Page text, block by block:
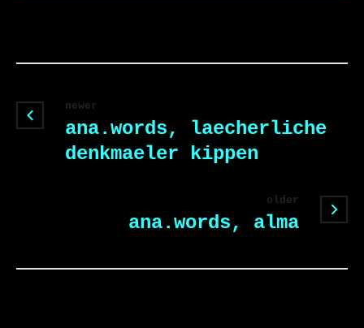
newer
ana.words, laecherliche
denkmaeler kippen
older
ana.words, alma